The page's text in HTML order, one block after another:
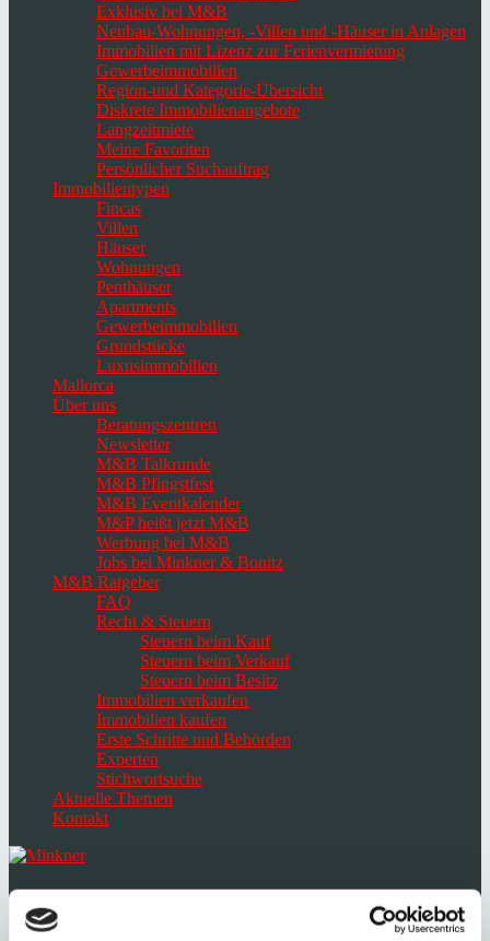
Exklusiv bei M&B
Neubau-Wohnungen, -Villen und -Häuser in Anlagen
Immobilien mit Lizenz zur Ferienvermietung
Gewerbeimmobilien
Region-und Kategorie-Übersicht
Diskrete Immobilienangebote
Langzeitmiete
Meine Favoriten
Persönlicher Suchauftrag
Immobilientypen
Fincas
Villen
Häuser
Wohnungen
Penthäuser
Apartments
Gewerbeimmobilien
Grundstücke
Luxusimmobilien
Mallorca
Über uns
Beratungszentren
Newsletter
M&B Talkrunde
M&B Pfingstfest
M&B Eventkalender
M&P heißt jetzt M&B
Werbung bei M&B
Jobs bei Minkner & Bonitz
M&B Ratgeber
FAQ
Recht & Steuern
Steuern beim Kauf
Steuern beim Verkauf
Steuern beim Besitz
Immobilien verkaufen
Immobilien kaufen
Erste Schritte und Behörden
Experten
Stichwortsuche
Aktuelle Themen
Kontakt
umschalten
Select
language